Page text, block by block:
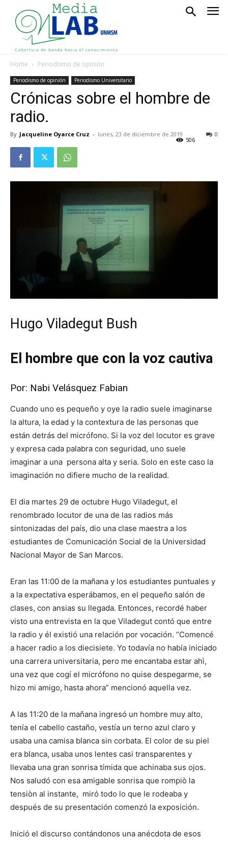
Home Periodismo de opinión
Periodismo de opinión Periodismo Universitario
Crónicas sobre el hombre de
radio.
By Jacqueline Oyarce Cruz - lunes, 23 de diciembre de 2019 0
506
Hugo Viladegut Bush
El hombre que con la voz cautiva
Por: Nabi Velásquez Fabian
Cuando uno es pequeño y oye la radio suele imaginarse
la altura, la edad y la contextura de las personas que
están detrás del micrófono. Si la voz del locutor es grave
y expresa cada palabra con seguridad, uno suele
imaginar a una persona alta y seria. Solo en este caso la
imaginación no difiere mucho de la realidad.
El dia martes 29 de octubre Hugo Viladegut, el
renombrado locutor de una de las radios más
sintonizadas del país, dio una clase maestra a los
estudiantes de Comunicación Social de la Universidad
Nacional Mayor de San Marcos.
Eran las 11:00 de la mañana y los estudiantes puntuales y
a la expectativa esperábamos, en el pequeño salón de
clases, con ansias su llegada. Entonces, recordé haber
visto una entrevista en la que Viladegut contó que entre
la radio y él existió una relación por vocación. “Comencé
a hacer radio a los diecisiete. Yo todavía no había iniciado
una carrera universitaria, pero me encantaba estar ahì,
una vez que cogí el micrófono no quise despegarme, se
hizo mi amigo, hasta ahora” mencionó aquella vez.
A las 11:20 de la mañana ingresó un hombre muy alto,
tenía el cabello castaño, vestía un terno azul claro y
usaba una camisa blanca sin corbata. El color de su piel
era blanca, usaba unos lentes casi transparentes y
llevaba una gran sonrisa tímida que achinaba sus ojos.
Nos saludó con esa amigable sonrisa que rompiò la
tensiòn al instante, miró todo lo que le rodeaba y
después de su presentación comenzó la exposición.
Inició el discurso contándonos una anécdota de esos